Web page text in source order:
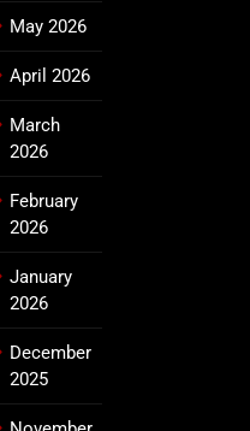
May 2026
April 2026
March
2026
February
2026
January
2026
December
2025